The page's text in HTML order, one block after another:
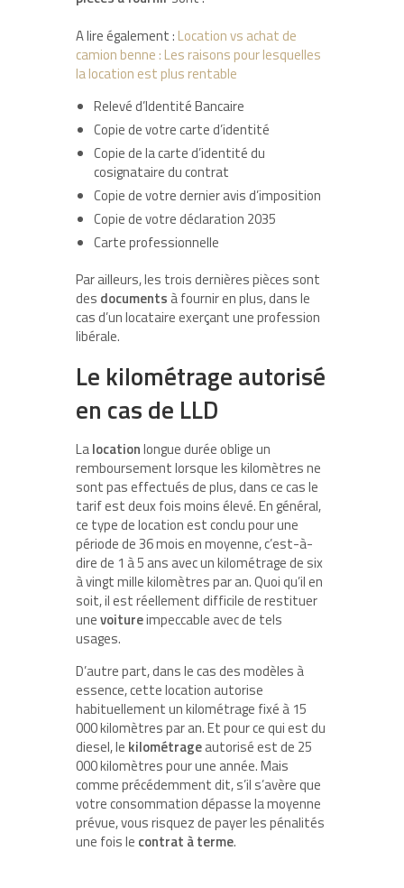
A lire également : Location vs achat de
camion benne : Les raisons pour lesquelles
la location est plus rentable
Relevé d’Identité Bancaire
Copie de votre carte d’identité
Copie de la carte d’identité du
cosignataire du contrat
Copie de votre dernier avis d’imposition
Copie de votre déclaration 2035
Carte professionnelle
Par ailleurs, les trois dernières pièces sont
des documents à fournir en plus, dans le
cas d’un locataire exerçant une profession
libérale.
Le kilométrage autorisé
en cas de LLD
Lalocationlongue durée oblige un
remboursement lorsque les kilomètres ne
sont pas effectués de plus, dans ce cas le
tarif est deux fois moins élevé. En général,
ce type de location est conclu pour une
période de 36 mois en moyenne, c’est-à-
dire de 1 à 5 ans avec un kilométrage de six
à vingt mille kilomètres par an. Quoi qu’il en
soit, il est réellement difficile de restituer
unevoitureimpeccable avec de tels
usages.
D’autre part, dans le cas des modèles à
essence, cette location autorise
habituellement un kilométrage fixé à 15
000 kilomètres par an. Et pour ce qui est du
diesel, le kilométrageautorisé est de 25
000 kilomètres pour une année. Mais
comme précédemment dit, s’il s’avère que
votre consommation dépasse la moyenne
prévue, vous risquez de payer les pénalités
une fois le contrat à terme.